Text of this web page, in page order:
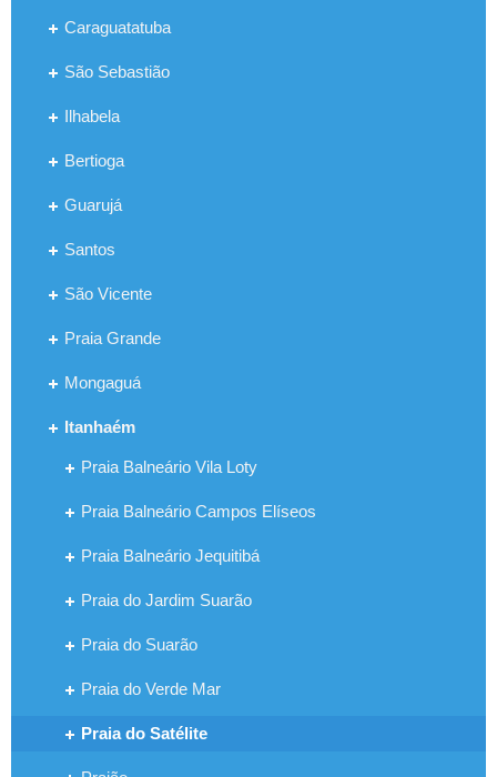
Caraguatatuba
São Sebastião
Ilhabela
Bertioga
Guarujá
Santos
São Vicente
Praia Grande
Mongaguá
Itanhaém
Praia Balneário Vila Loty
Praia Balneário Campos Elíseos
Praia Balneário Jequitibá
Praia do Jardim Suarão
Praia do Suarão
Praia do Verde Mar
Praia do Satélite